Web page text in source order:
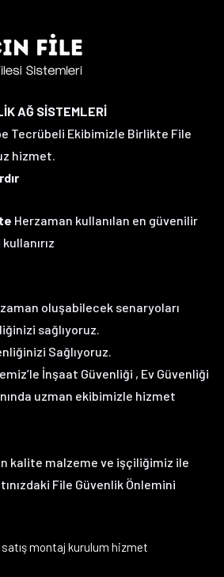
AĞ SİSTEMLERİ
Tecrübeli Ekibimizle Birlikte File
hizmet.
Herzaman kullanılan en güvenilir
oluşabilecek senaryoları
sağlıyoruz.
Sağlıyoruz.
İnşaat Güvenliği , Ev Güvenliği
uzman ekibimizle hizmet
kalite malzeme ve işçiliğimiz ile
File Güvenlik Önlemini
satış montaj kurulum hizmet